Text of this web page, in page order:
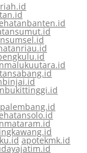
apotekmk.id